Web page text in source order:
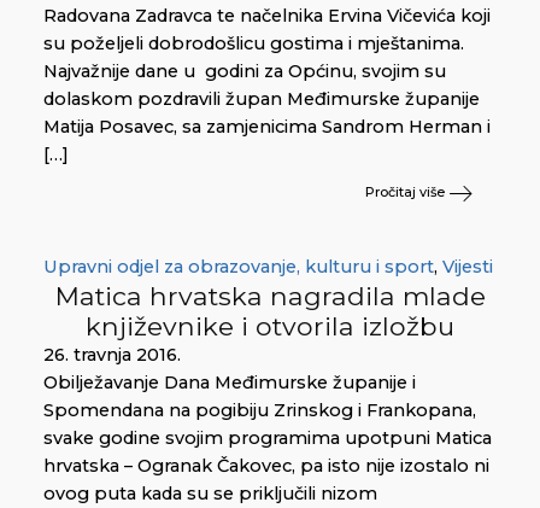
Radovana Zadravca te načelnika Ervina Vičevića koji
su poželjeli dobrodošlicu gostima i mještanima.
Najvažnije dane u godini za Općinu, svojim su
dolaskom pozdravili župan Međimurske županije
Matija Posavec, sa zamjenicima Sandrom Herman i
[…]
Pročitaj više
Upravni odjel za obrazovanje, kulturu i sport, Vijesti
Matica hrvatska nagradila mlade
književnike i otvorila izložbu
26. travnja 2016.
Obilježavanje Dana Međimurske županije i
Spomendana na pogibiju Zrinskog i Frankopana,
svake godine svojim programima upotpuni Matica
hrvatska – Ogranak Čakovec, pa isto nije izostalo ni
ovog puta kada su se priključili nizom